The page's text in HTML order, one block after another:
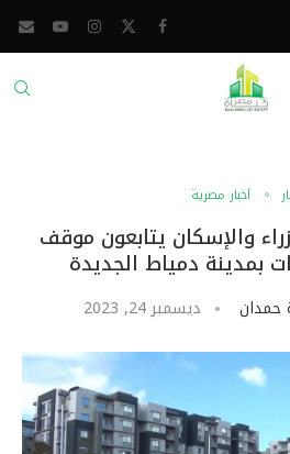
أخبار مصرية
والإسكان يتابعون موقف
بمدينة دمياط الجديدة
حمدان ديسمبر 24, 2023